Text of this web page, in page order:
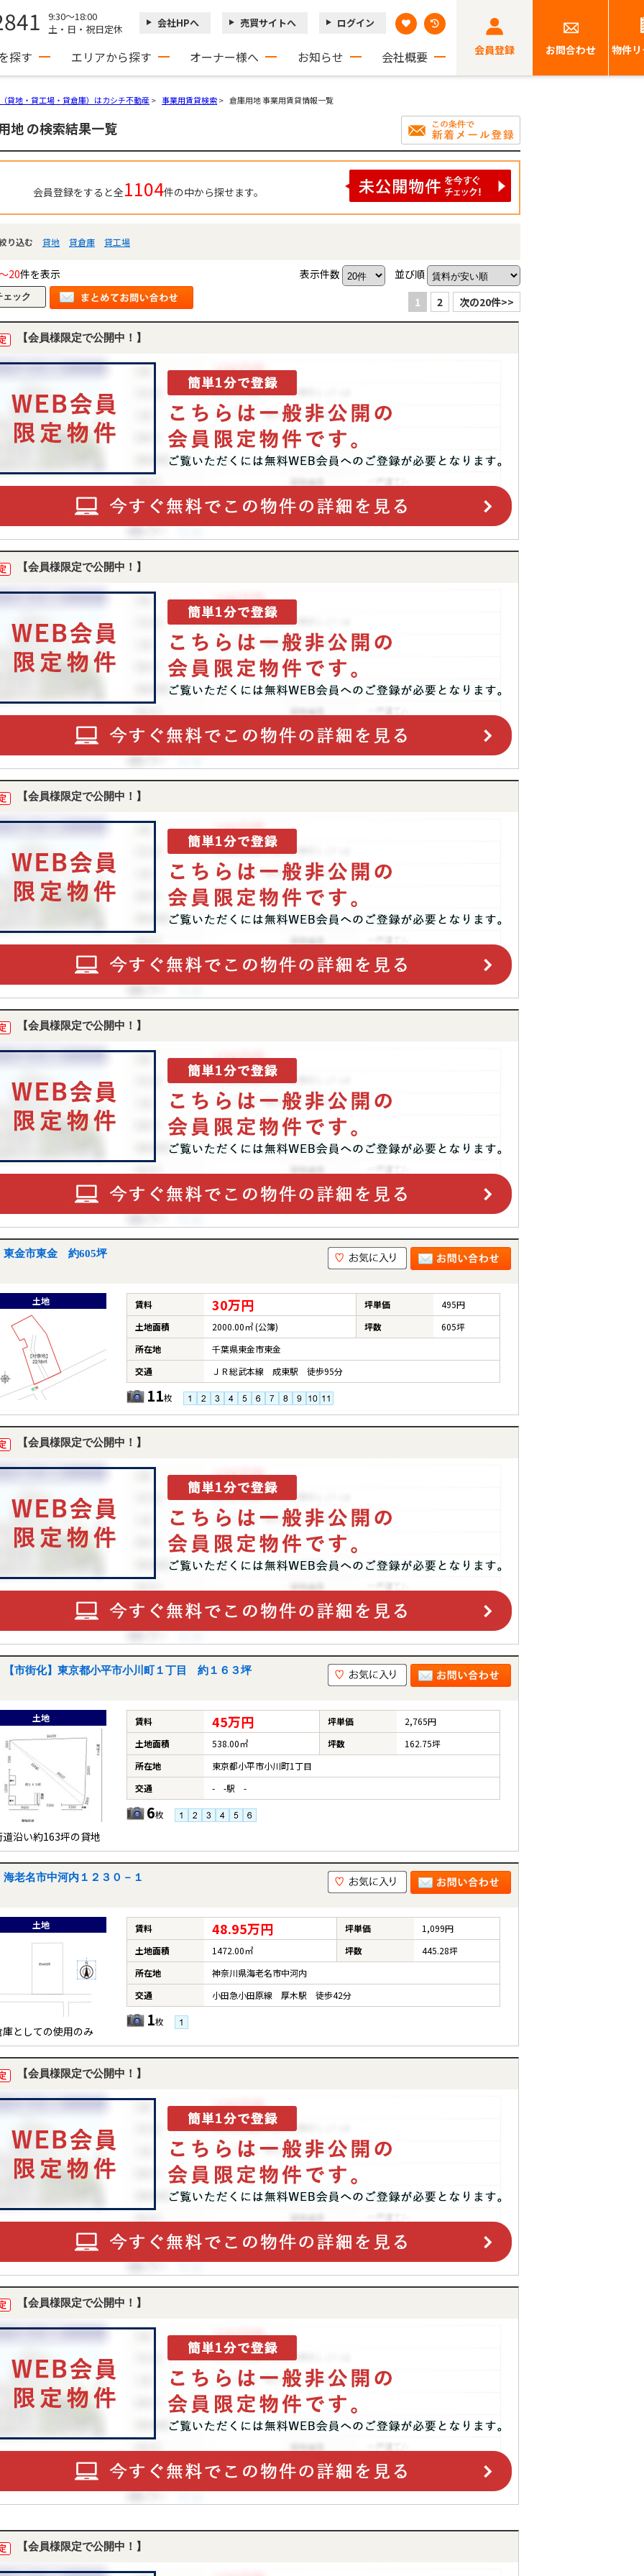
9:30～18:00
土・日・祝日定休
会社HPへ 売買サイトへ ログイン
探す エリアから探す オーナー様へ お知らせ 会社概要 会員登録 お問合わせ 物件
貸地・貸工場・貸倉庫）はカシチ不動産> 事業用賃貸検索> 倉庫用地 事業用賃貸情報一覧
地 の検索結果一覧
会員登録をすると全1104件の中から探せます。
り込む 貸地 貸倉庫 貸工場
20件を表示 表示件数
並び順
1
2 次の20件>>
【会員様限定で公開中！】
【会員様限定で公開中！】
【会員様限定で公開中！】
【会員様限定で公開中！】
東金市東金 約605坪
土地 賃料 30万円 坪単価
495円
土地面積
2000.00㎡ (公簿) 坪数
605坪
所在地
千葉県東金市東金
交通
ＪＲ総武本線 成東駅 徒歩95分
11枚
【会員様限定で公開中！】
【市街化】東京都小平市小川町１丁目 約１６３坪
土地
沿い約163坪の貸地
賃料 45万円 坪単価
2,765円
土地面積
538.00㎡ 坪数
162.75坪
所在地
東京都小平市小川町1丁目
交通
- -駅 -
6枚
海老名市中河内１２３０－１
土地
としての使用のみ
賃料 48.95万円 坪単価
1,099円
土地面積
1472.00㎡ 坪数
445.28坪
所在地
神奈川県海老名市中河内
交通
小田急小田原線 厚木駅 徒歩42分
1枚
【会員様限定で公開中！】
【会員様限定で公開中！】
【会員様限定で公開中！】